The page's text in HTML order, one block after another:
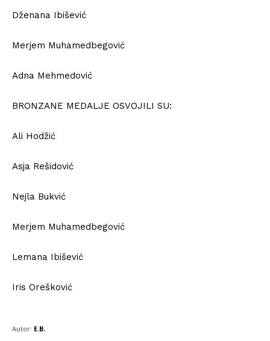
Dženana Ibišević
Merjem Muhamedbegović
Adna Mehmedović
BRONZANE MEDALJE OSVOJILI SU:
Ali Hodžić
Asja Rešidović
Nejla Bukvić
Merjem Muhamedbegović
Lemana Ibišević
Iris Orešković
Autor: E.B.